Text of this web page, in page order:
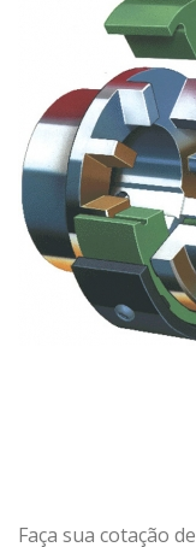
Faça sua cotação de